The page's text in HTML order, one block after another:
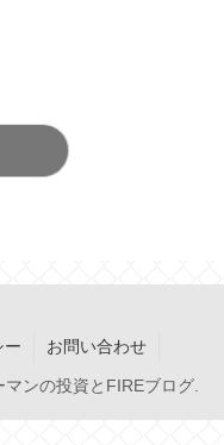
ー お問い合わせ
ンの投資とFIREブログ.